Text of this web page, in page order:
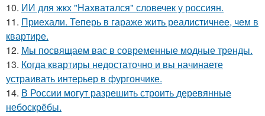
10. ИИ для жкх "Нахватался" словечек у россиян.
11. Приехали. Теперь в гараже жить реалистичнее, чем в
квартире.
12. Мы посвящаем вас в современные модные тренды.
13. Когда квартиры недостаточно и вы начинаете
устраивать интерьер в фургончике.
14. В России могут разрешить строить деревянные
небоскрёбы.